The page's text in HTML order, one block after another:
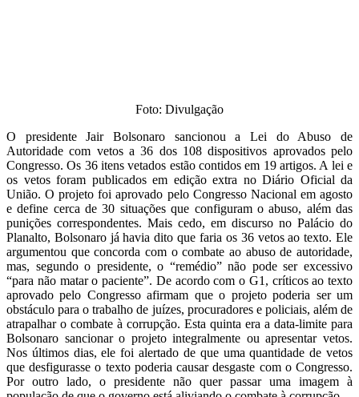
Foto: Divulgação
O presidente Jair Bolsonaro sancionou a Lei do Abuso de
Autoridade com vetos a 36 dos 108 dispositivos aprovados pelo
Congresso. Os 36 itens vetados estão contidos em 19 artigos. A lei e
os vetos foram publicados em edição extra no Diário Oficial da
União. O projeto foi aprovado pelo Congresso Nacional em agosto
e define cerca de 30 situações que configuram o abuso, além das
punições correspondentes. Mais cedo, em discurso no Palácio do
Planalto, Bolsonaro já havia dito que faria os 36 vetos ao texto. Ele
argumentou que concorda com o combate ao abuso de autoridade,
mas, segundo o presidente, o “remédio” não pode ser excessivo
“para não matar o paciente”. De acordo com o G1, críticos ao texto
aprovado pelo Congresso afirmam que o projeto poderia ser um
obstáculo para o trabalho de juízes, procuradores e policiais, além de
atrapalhar o combate à corrupção. Esta quinta era a data-limite para
Bolsonaro sancionar o projeto integralmente ou apresentar vetos.
Nos últimos dias, ele foi alertado de que uma quantidade de vetos
que desfigurasse o texto poderia causar desgaste com o Congresso.
Por outro lado, o presidente não quer passar uma imagem à